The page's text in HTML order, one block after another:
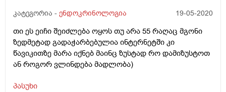
კატეგორია - ენდოკრინოლოგია 19-05-2020
თი ეს ეიჩი შეიძლება ოყოს თუ არა 55 რაღაც მგონი
ზედმეტად გადაჭარბებულია ინტერნეტში კი
წავიკითზე მარა იქნებ მაინც ზუსტად რო დამიზუსტოთ
ან როგორ ვლინდება მადლობა)
პასუხი